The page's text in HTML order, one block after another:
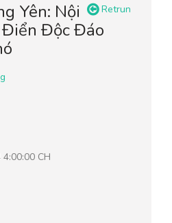
Retrun
Yên: Nội
Độc Đáo
CH